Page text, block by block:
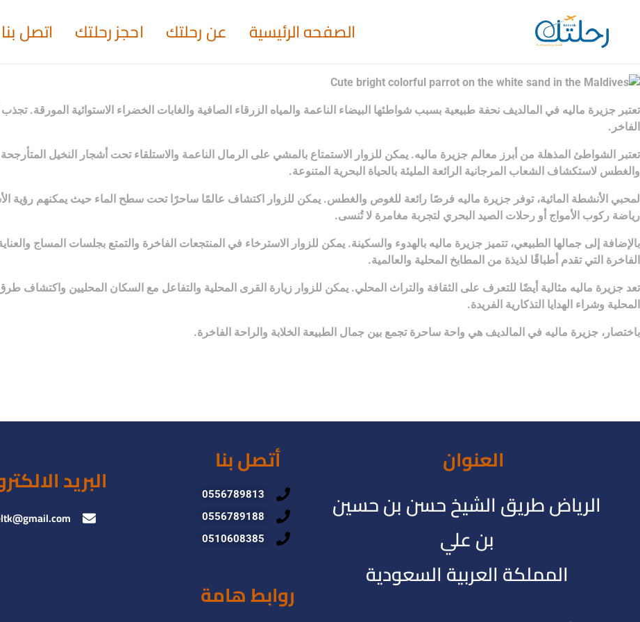
الصفحه الرئيسية عن رحلتك احجز رحلتك اتصل بنا
تعتبر جزيرة ماليه في المالديف نحفة طبيعية بسبب شواطئها البيضاء الناعمة والمياه الزرقاء الصافية والغابات الخضراء الاستوائية المورقة. تجذب
الفاخر.
تعتبر الشواطئ المذهلة من أبرز معالم جزيرة ماليه. يمكن للزوار الاستمتاع بالمشي على الرمال الناعمة والاستلقاء تحت أشجار النخيل المتأرجحة.
والغطس لاستكشاف الشعاب المرجانية الرائعة المليئة بالحياة البحرية المتنوعة.
لمحبي الأنشطة المائية، توفر جزيرة ماليه فرصًا رائعة للغوص والغطس. يمكن للزوار اكتشاف عالمًا ساحرًا تحت سطح الماء حيث يمكنهم رؤية
رياضة ركوب الأمواج أو رحلات الصيد البحري لتجربة مغامرة لا تُنسى.
بالإضافة إلى جمالها الطبيعي، تتميز جزيرة ماليه بالهدوء والسكينة. يمكن للزوار الاسترخاء في المنتجعات الفاخرة والتمتع بجلسات المساج
الفاخرة التي تقدم أطباقًا لذيذة من المطابخ المحلية والعالمية.
تعد جزيرة ماليه مثالية أيضًا للتعرف على الثقافة والتراث المحلي. يمكن للزوار زيارة القرى المحلية والتفاعل مع السكان المحليين واكتشاف طرق
المحلية وشراء الهدايا التذكارية الفريدة.
باختصار، جزيرة ماليه في المالديف هي واحة ساحرة تجمع بين جمال الطبيعة الخلابة والراحة الفاخرة.
العنوان
الرياض طريق الشيخ حسن بن حسين
بن علي
المملكة العربية السعودية
أتصل بنا
0556789813
0556789188
0510608385
روابط هامة
البريد